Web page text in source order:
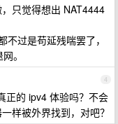
只觉得想出 NAT4444
过是苟延残喘罢了，
。
4
正的 ipv4 体验吗？不会
样被外界找到，对吧？